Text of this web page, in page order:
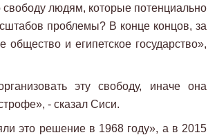
людям, которые потенциально
проблемы? В конце концов, за
общество и египетское государство»,
эту свободу, иначе она
- сказал Сиси.
это решение в 1968 году», а в 2015